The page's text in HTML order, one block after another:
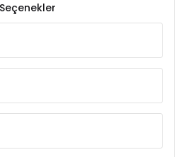
Seçenekler